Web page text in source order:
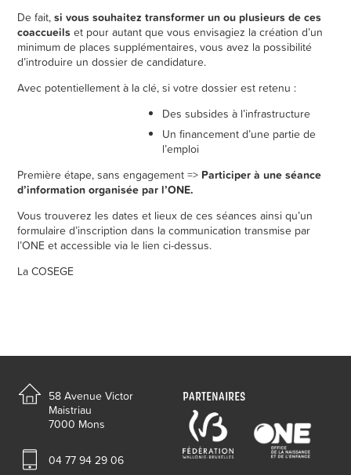
De fait,si vous souhaitez transformer un ou plusieurs de ces
coaccueils et pour autant que vous envisagiez la création d’un
minimum de places supplémentaires, vous avez la possibilité
d’introduire un dossier de candidature.
Avec potentiellement à la clé, si votre dossier est retenu :
Des subsides à l’infrastructure
Un financement d’une partie de
l’emploi
Première étape, sans engagement => Participer à une séance
d’information organisée par l’ONE.
Vous trouverez les dates et lieux de ces séances ainsi qu’un
formulaire d’inscription dans la communication transmise par
l’ONE et accessible via le lien ci-dessus.
La COSEGE
58 Avenue Victor
Maistriau
7000 Mons
04 77 94 29 06
PARTENAIRES